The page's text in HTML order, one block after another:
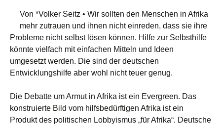
Von *Volker Seitz • Wir sollten den Menschen in Afrika
mehr zutrauen und ihnen nicht einreden, dass sie ihre
Probleme nicht selbst lösen können. Hilfe zur Selbsthilfe
könnte vielfach mit einfachen Mitteln und Ideen
umgesetzt werden. Die sind der deutschen
Entwicklungshilfe aber wohl nicht teuer genug.
Die Debatte um Armut in Afrika ist ein Evergreen. Das
konstruierte Bild vom hilfsbedürftigen Afrika ist ein
Produkt des politischen Lobbyismus „für Afrika“. Deutsche